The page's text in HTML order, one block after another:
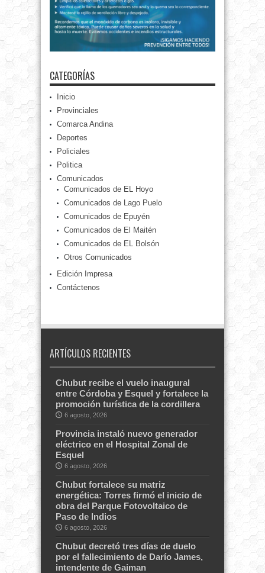
CATEGORÍAS
Inicio
Provinciales
Comarca Andina
Deportes
Policiales
Politica
Comunicados
Comunicados de EL Hoyo
Comunicados de Lago Puelo
Comunicados de Epuyén
Comunicados de El Maitén
Comunicados de EL Bolsón
Otros Comunicados
Edición Impresa
Contáctenos
ARTÍCULOS RECIENTES
Chubut recibe el vuelo inaugural
entre Córdoba y Esquel y fortalece la
promoción turística de la cordillera
6 agosto, 2026
Provincia instaló nuevo generador
eléctrico en el Hospital Zonal de
Esquel
6 agosto, 2026
Chubut fortalece su matriz
energética: Torres firmó el inicio de
obra del Parque Fotovoltaico de
Paso de Indios
6 agosto, 2026
Chubut decretó tres días de duelo
por el fallecimiento de Darío James,
intendente de Gaiman